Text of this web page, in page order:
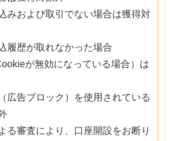
みおよび取引でない場合は獲得対
履歴が取れなかった場合
が無効になっている場合）は
広告ブロック）を使用されている
る審査により、口座開設をお断り